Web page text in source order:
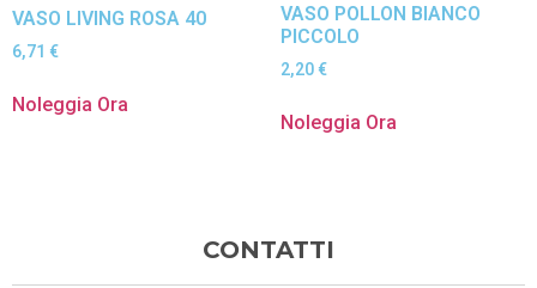
VASO LIVING ROSA 40
6,71 €
Noleggia Ora
VASO POLLON BIANCO
PICCOLO
2,20 €
Noleggia Ora
CONTATTI